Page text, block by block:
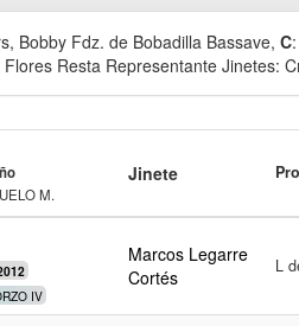
, Bobby Fdz. de Bobadilla Bassave, C
Resta Representante Jinetes:
M.
Jinete
IV
Marcos Legarre
Cortés
L